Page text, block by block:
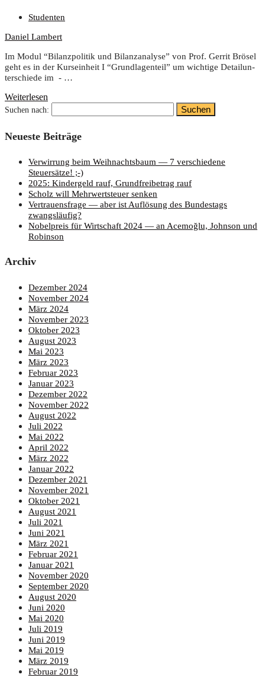
Studenten
Daniel Lambert
Im Modul “Bilanz­po­li­tik und Bilanz­ana­ly­se” von Prof. Ger­rit Brö­sel
geht es in der Kurs­ein­heit I “Grund­la­gen­teil” um wich­ti­ge Detail­un­
ter­schie­de im - …
Weiterlesen
Suchen nach:
Neu­es­te Beiträge
Ver­wir­rung beim Weih­nachts­baum — 7 ver­schie­de­ne
Steuersätze! ;-)
2025: Kin­der­geld rauf, Grund­frei­be­trag rauf
Scholz will Mehr­wert­steu­er senken
Ver­trau­ens­fra­ge — aber ist Auf­lö­sung des Bun­des­tags
zwangsläufig?
Nobel­preis für Wirt­schaft 2024 — an Ace­moğ­lu, John­son und
Robinson
Archiv
Dezember 2024
November 2024
März 2024
November 2023
Oktober 2023
August 2023
Mai 2023
März 2023
Februar 2023
Januar 2023
Dezember 2022
November 2022
August 2022
Juli 2022
Mai 2022
April 2022
März 2022
Januar 2022
Dezember 2021
November 2021
Oktober 2021
August 2021
Juli 2021
Juni 2021
März 2021
Februar 2021
Januar 2021
November 2020
September 2020
August 2020
Juni 2020
Mai 2020
Juli 2019
Juni 2019
Mai 2019
März 2019
Februar 2019